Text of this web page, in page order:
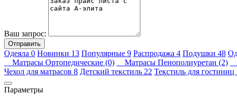
Ваш запрос:
Отправить
Одеяла 0 Новинки 13 Популярные 9 Распродажа 4 Подушки 48
Матрасы Ортопедические (0)
Матрасы Пенополиуретан (2)
Чехол для матрасов 8 Детский текстиль 22 Текстиль для гостиниц
Параметры